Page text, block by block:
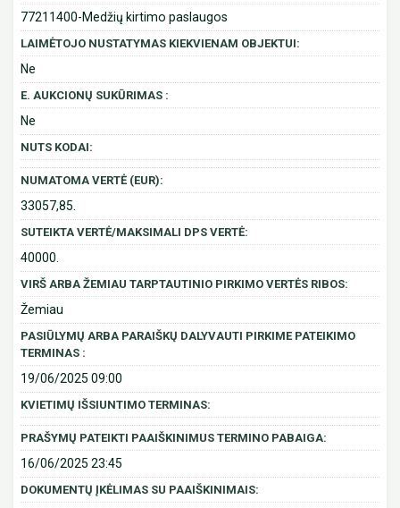
77211400-Medžių kirtimo paslaugos
LAIMĖTOJO NUSTATYMAS KIEKVIENAM OBJEKTUI:
Ne
E. AUKCIONŲ SUKŪRIMAS :
Ne
NUTS KODAI:
NUMATOMA VERTĖ (EUR):
33057,85.
SUTEIKTA VERTĖ/MAKSIMALI DPS VERTĖ:
40000.
VIRŠ ARBA ŽEMIAU TARPTAUTINIO PIRKIMO VERTĖS RIBOS:
Žemiau
PASIŪLYMŲ ARBA PARAIŠKŲ DALYVAUTI PIRKIME PATEIKIMO
TERMINAS :
19/06/2025 09:00
KVIETIMŲ IŠSIUNTIMO TERMINAS:
PRAŠYMŲ PATEIKTI PAAIŠKINIMUS TERMINO PABAIGA:
16/06/2025 23:45
DOKUMENTŲ ĮKĖLIMAS SU PAAIŠKINIMAIS: